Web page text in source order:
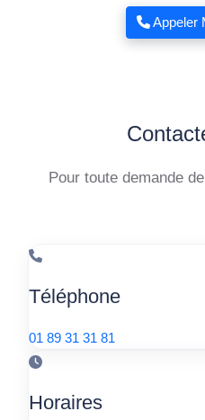
Appeler
Pour toute demande
Téléphone
01 89 31 31 81
Horaires